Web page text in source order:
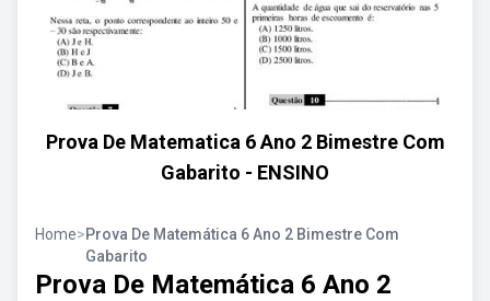
Prova De Matematica 6 Ano 2 Bimestre Com
Gabarito - ENSINO
Home>Prova De Matemática 6 Ano 2 Bimestre Com
Gabarito
Prova De Matemática 6 Ano 2